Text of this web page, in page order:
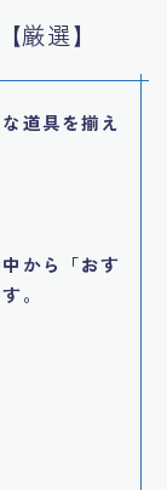
選】
道具を揃え
から「おす
。